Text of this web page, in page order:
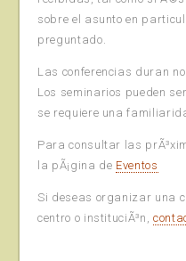
sobre el asunto en
preguntado.
Las conferencias duran
Los seminarios pueden
se requiere una
Para consultar las
la pÃ¡gina de Eventos
Si deseas organizar una
centro o instituciÃ³n,